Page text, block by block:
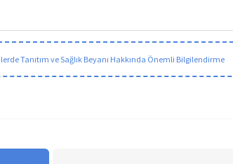
Tanıtım ve Sağlık Beyanı Hakkında Önemli Bilgilendirme